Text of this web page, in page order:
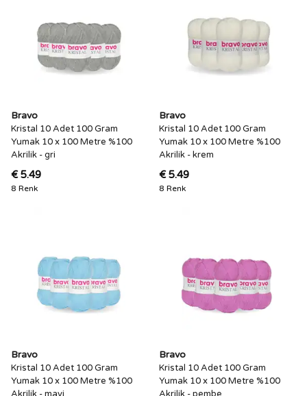
Bravo
Kristal 10 Adet 100 Gram
Yumak 10 x 100 Metre %100
Akrilik - gri
€ 5.49
8 Renk
Bravo
Kristal 10 Adet 100 Gram
Yumak 10 x 100 Metre %100
Akrilik - krem
€ 5.49
8 Renk
Bravo
Kristal 10 Adet 100 Gram
Yumak 10 x 100 Metre %100
Bravo
Kristal 10 Adet 100 Gram
Yumak 10 x 100 Metre %100